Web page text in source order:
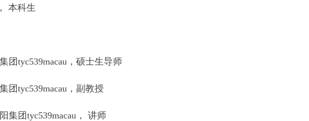
本科生
团tyc539macau，硕士生导师
团tyc539macau，副教授
集团tyc539macau， 讲师